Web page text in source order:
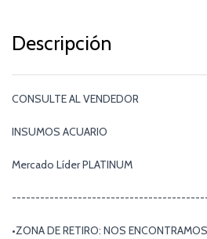
Descripción
CONSULTE AL VENDEDOR
INSUMOS ACUARIO
Mercado Líder PLATINUM
•ZONA DE RETIRO: NOS